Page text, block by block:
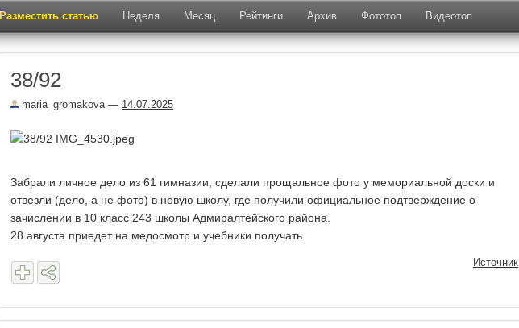
Разместить статью Неделя Месяц Рейтинги Архив Фототоп Видеотоп
38/92
maria_gromakova— 14.07.2025
Забрали личное дело из 61 гимназии, сделали прощальное фото у мемориальной доски и
отвезли (дело, а не фото) в новую школу, где получили официальное подтверждение о
зачислении в 10 класс 243 школы Адмиралтейского района.
28 августа приедет на медосмотр и учебники получать.
Источник